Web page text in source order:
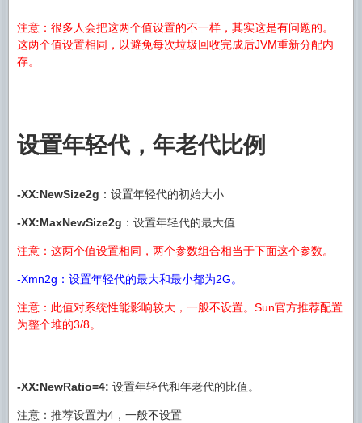
注意：很多人会把这两个值设置的不一样，其实这是有问题的。
这两个值设置相同，以避免每次垃圾回收完成后JVM重新分配内
存。
设置年轻代，年老代比例
-XX:NewSize2g ：设置年轻代的初始大小
-XX:MaxNewSize2g ：设置年轻代的最大值
注意：这两个值设置相同，两个参数组合相当于下面这个参数。
-Xmn2g：设置年轻代的最大和最小都为2G。
注意：此值对系统性能影响较大，一般不设置。Sun官方推荐配置
为整个堆的3/8。
-XX:NewRatio=4: 设置年轻代和年老代的比值。
注意：推荐设置为4，一般不设置